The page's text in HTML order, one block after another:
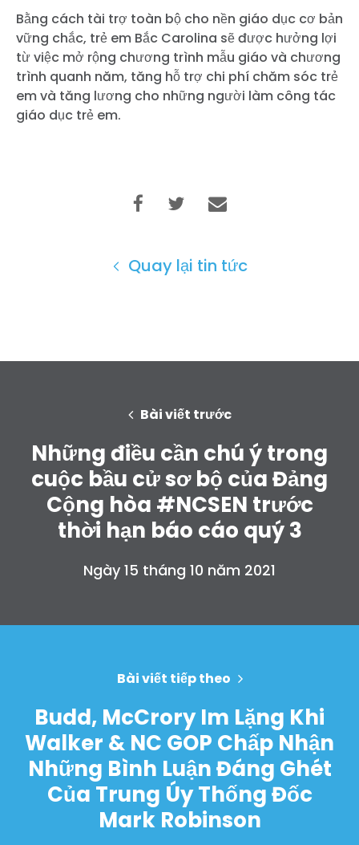
Shop
Nhấn
Hoạt động
Vote
Quyên tặng
Bằng cách tài trợ toàn bộ cho nền giáo dục cơ bản
vững chắc, trẻ em Bắc Carolina sẽ được hưởng lợi
từ việc mở rộng chương trình mẫu giáo và chương
trình quanh năm, tăng hỗ trợ chi phí chăm sóc trẻ
em và tăng lương cho những người làm công tác
giáo dục trẻ em.
Quay lại tin tức
Bài viết trước
Những điều cần chú ý trong
cuộc bầu cử sơ bộ của Đảng
Cộng hòa #NCSEN trước
thời hạn báo cáo quý 3
Ngày 15 tháng 10 năm 2021
Bài viết tiếp theo
Budd, McCrory Im Lặng Khi
Walker & NC GOP Chấp Nhận
Những Bình Luận Đáng Ghét
Của Trung Úy Thống Đốc
Mark Robinson